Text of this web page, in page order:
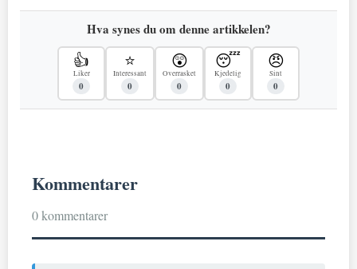
Hva synes du om denne artikkelen?
👍
Liker
0
⭐
Interessant
0
😲
Overrasket
0
😴
Kjedelig
0
😠
Sint
0
Kommentarer
0 kommentarer